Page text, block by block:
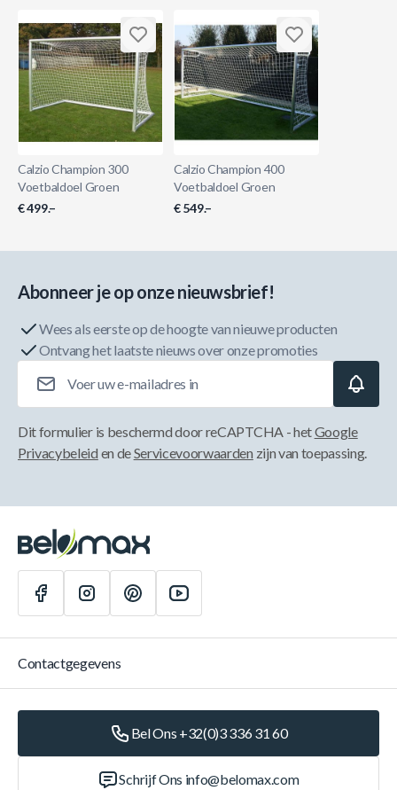
Calzio Champion 300
Voetbaldoel Groen
€ 499.–
Calzio Champion 400
Voetbaldoel Groen
€ 549.–
Abonneer je op onze nieuwsbrief!
Wees als eerste op de hoogte van nieuwe producten
Ontvang het laatste nieuws over onze promoties
Dit formulier is beschermd door reCAPTCHA - hetGoogle
Privacybeleid en deServicevoorwaarden zijn van toepassing.
Contactgegevens
Bel Ons +32(0)3 336 31 60
Schrijf Ons info@belomax.com